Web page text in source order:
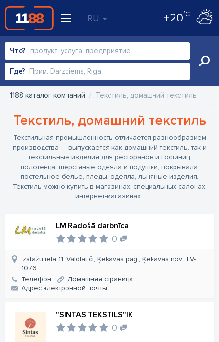
RU +20°C
Что?
Где?
1188 каталог компаний Текстиль, домашний текстиль
Текстиль, домашний текстиль
Текстильная промышленность отличается разнообразием
производства — выпускается как домашний текстиль, так и
текстильные изделия для ресторанов и гостиниц:
полотенца, шерстяные одеяла и подушки, покрывала,
постельное белье, пледы, одеяла, льняные изделия.
Текстиль можно купить в магазинах, специальных салонах,
интернет-магазинах.
LM Radošā darbnīca
0
Izstāžu iela 11, Valdlauči, Ķekavas pag., Ķekavas nov., LV-
1076
Телефон
Домашняя страница
Aдрес электронной почты
"SINTAS TEKSTILS"IK
0